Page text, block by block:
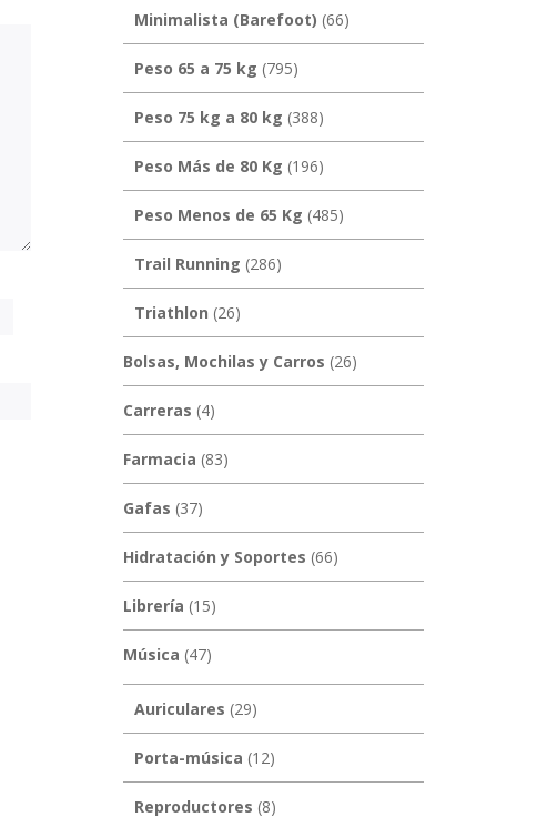
Minimalista (Barefoot) (66)
Peso 65 a 75 kg (795)
Peso 75 kg a 80 kg (388)
Peso Más de 80 Kg (196)
Peso Menos de 65 Kg (485)
Trail Running (286)
Triathlon (26)
Bolsas, Mochilas y Carros (26)
Carreras (4)
Farmacia (83)
Gafas (37)
Hidratación y Soportes (66)
Librería (15)
Música (47)
Auriculares (29)
Porta-música (12)
Reproductores (8)